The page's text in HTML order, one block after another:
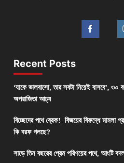
Recent Posts
‘যাকে ভালবাসো, তার সবটা নিয়েই বাসবে’,
অপরাজিতা আঢ্য
বিচ্ছেদের পথে ব্রেক! বিজয়ের বিরুদ্ধে মামলা
কি বরফ গলছে?
সাড়ে তিন বছরের প্রেম পরিণয়ের পথে, আংটি